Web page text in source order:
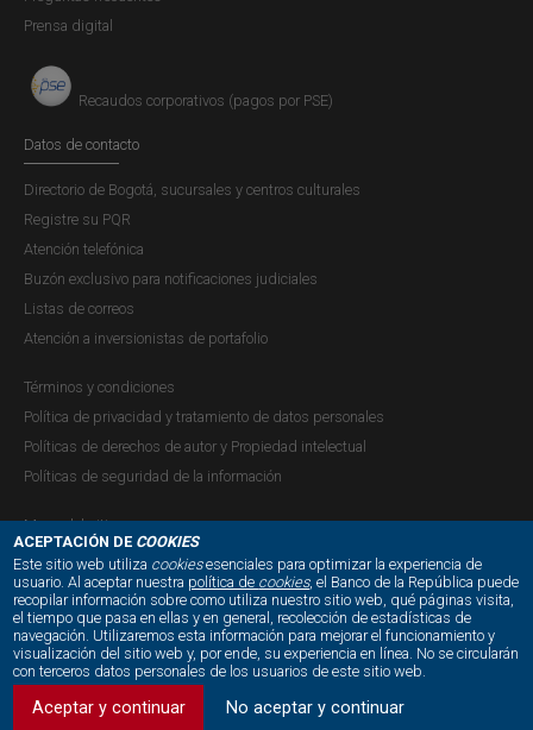
modelos de regresión no
paramétrica
LUNES, 3 DE AGOSTO DE 2026
Paginación
ACEPTACIÓN DE COOKIES
Este sitio web utiliza cookiesesenciales para optimizar la experiencia de
usuario. Al aceptar nuestra política de cookies, el Banco de la República puede
recopilar información sobre como utiliza nuestro sitio web, qué páginas visita,
el tiempo que pasa en ellas y en general, recolección de estadísticas de
navegación. Utilizaremos esta información para mejorar el funcionamiento y
visualización del sitio web y, por ende, su experiencia en línea. No se circularán
con terceros datos personales de los usuarios de este sitio web.
Aceptar y continuar No aceptar y continuar
Prensa digital
Recaudos corporativos (pagos por PSE)
Datos de contacto
Directorio de Bogotá, sucursales y centros culturales
Registre su PQR
Atención telefónica
Buzón exclusivo para notificaciones judiciales
Listas de correos
Atención a inversionistas de portafolio
Términos y condiciones
Política de privacidad y tratamiento de datos personales
Políticas de derechos de autor y Propiedad intelectual
Políticas de seguridad de la información
Mapa del sitio
NUESTRAS REDES SOCIALES: